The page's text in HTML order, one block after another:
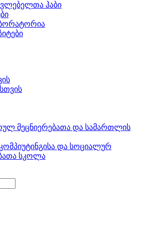
ჰაბი
მეცნიერებათა და სამართლის
კომპიუტინგისა და სოციალურ
სკოლა